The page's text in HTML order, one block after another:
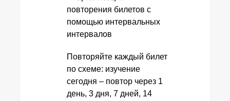
Повторяйте каждый билет
по схеме: изучение
сегодня – повтор через 1
день, 3 дня, 7 дней, 14